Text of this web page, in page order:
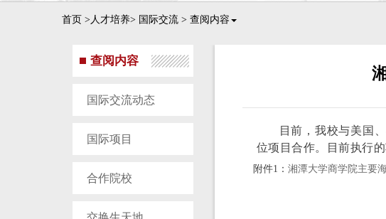
首页 >人才培养> 国际交流 > 查阅内容
查阅内容
国际交流动态
国际项目
合作院校
目前，我校与美国
位项目合作。目前执行
附件1： 湘潭大学商学院主要